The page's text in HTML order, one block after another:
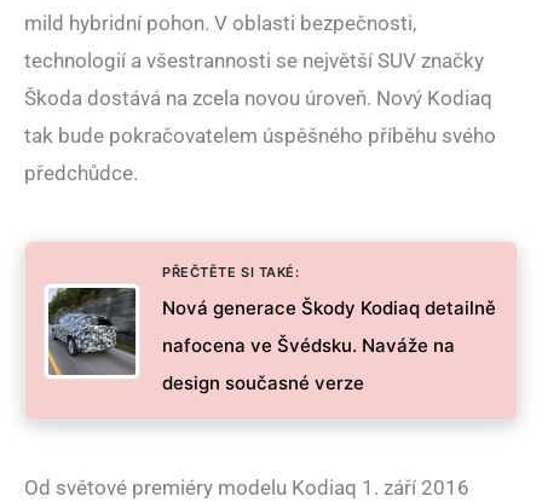
mild hybridní pohon. V oblasti bezpečnosti,
technologií a všestrannosti se největší SUV značky
Škoda dostává na zcela novou úroveň. Nový Kodiaq
tak bude pokračovatelem úspěšného příběhu svého
předchůdce.
PŘEČTĚTE SI TAKÉ:
Nová generace Škody Kodiaq detailně
nafocena ve Švédsku. Naváže na
design současné verze
Od světové premiéry modelu Kodiaq 1. září 2016